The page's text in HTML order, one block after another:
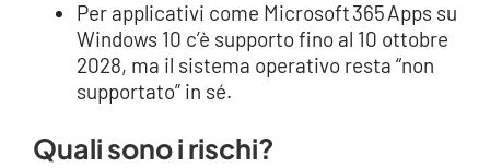
Per applicativi come Microsoft 365 Apps su
Windows 10 c’è supporto fino al 10 ottobre
2028, ma il sistema operativo resta “non
supportato” in sé.
Quali sono i rischi?